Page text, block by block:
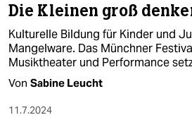
Die Kleinen groß
Kulturelle Bildung für Kinder und
Mangelware. Das Münchner
Musiktheater und Performance
Von Sabine Leucht
11.7.2024